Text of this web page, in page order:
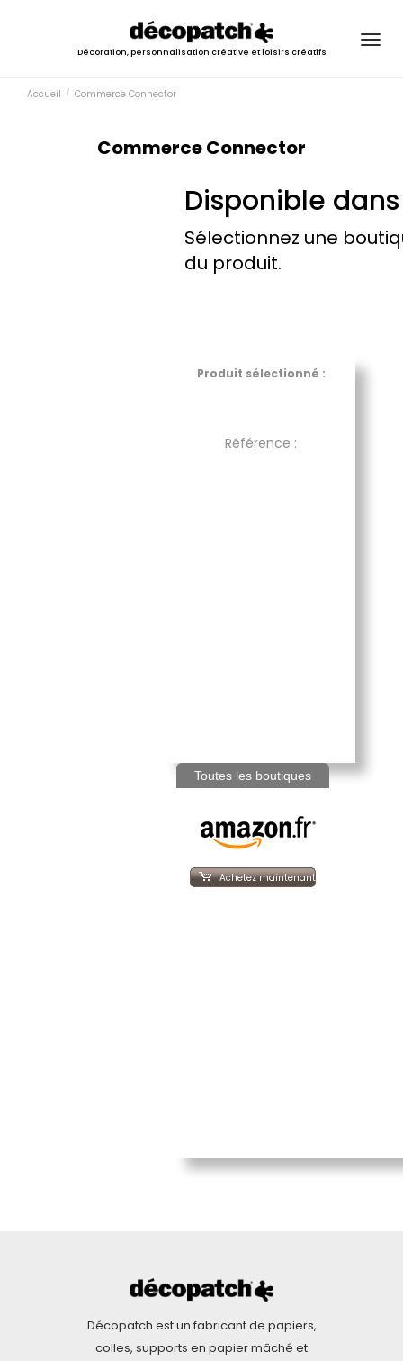
Décoration, personnalisation créative et loisirs créatifs
Accueil Commerce Connector
Commerce Connector
Disponible
Sélectionnez une
du produit.
Produit sélectionné :
Référence :
Toutes les boutiques
Achetez maintenant
Décopatch est un fabricant de papiers,
colles, supports en papier mâché et